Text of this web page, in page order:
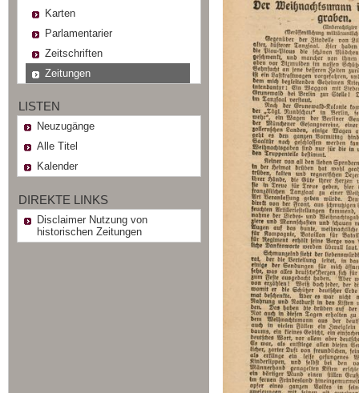
Karten
Parlamentarier
Zeitschriften
Zeitungen
LISTEN
Neuzugänge
Alle Titel
Kalender
DIREKTE LINKS
Disclaimer Nutzung von
historischen Zeitungen